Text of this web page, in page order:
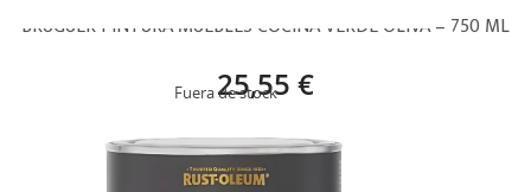
Fuera de stock
BRUGUER PINTURA MUEBLES COCINA VERDE OLIVA – 750 ML
25,55 €